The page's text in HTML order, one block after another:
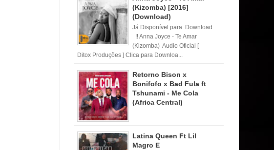
(Kizomba) [2016]
(Download)
Já Disponível para Download
!! Anna Joyce - Te Amar
(Kizomba) Audio Oficial [
Ditox Produções ] Clica para Downloa...
Retorno Bison x
Bonifofo x Bad Fula ft
Tshunami - Me Cola
(Africa Central)
Latina Queen Ft Lil
Magro E